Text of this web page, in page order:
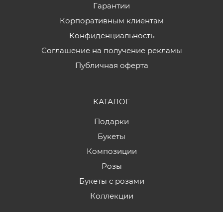
Гарантии
Корпоративным клиентам
Конфиденциальность
Соглашение на получение рекламы
Публичная оферта
КАТАЛОГ
Подарки
Букеты
Композиции
Розы
Букеты с розами
Коллекции